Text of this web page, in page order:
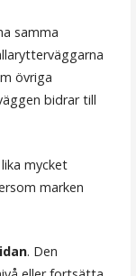
samma
övriga
bidrar till
mycket
marken
. Den